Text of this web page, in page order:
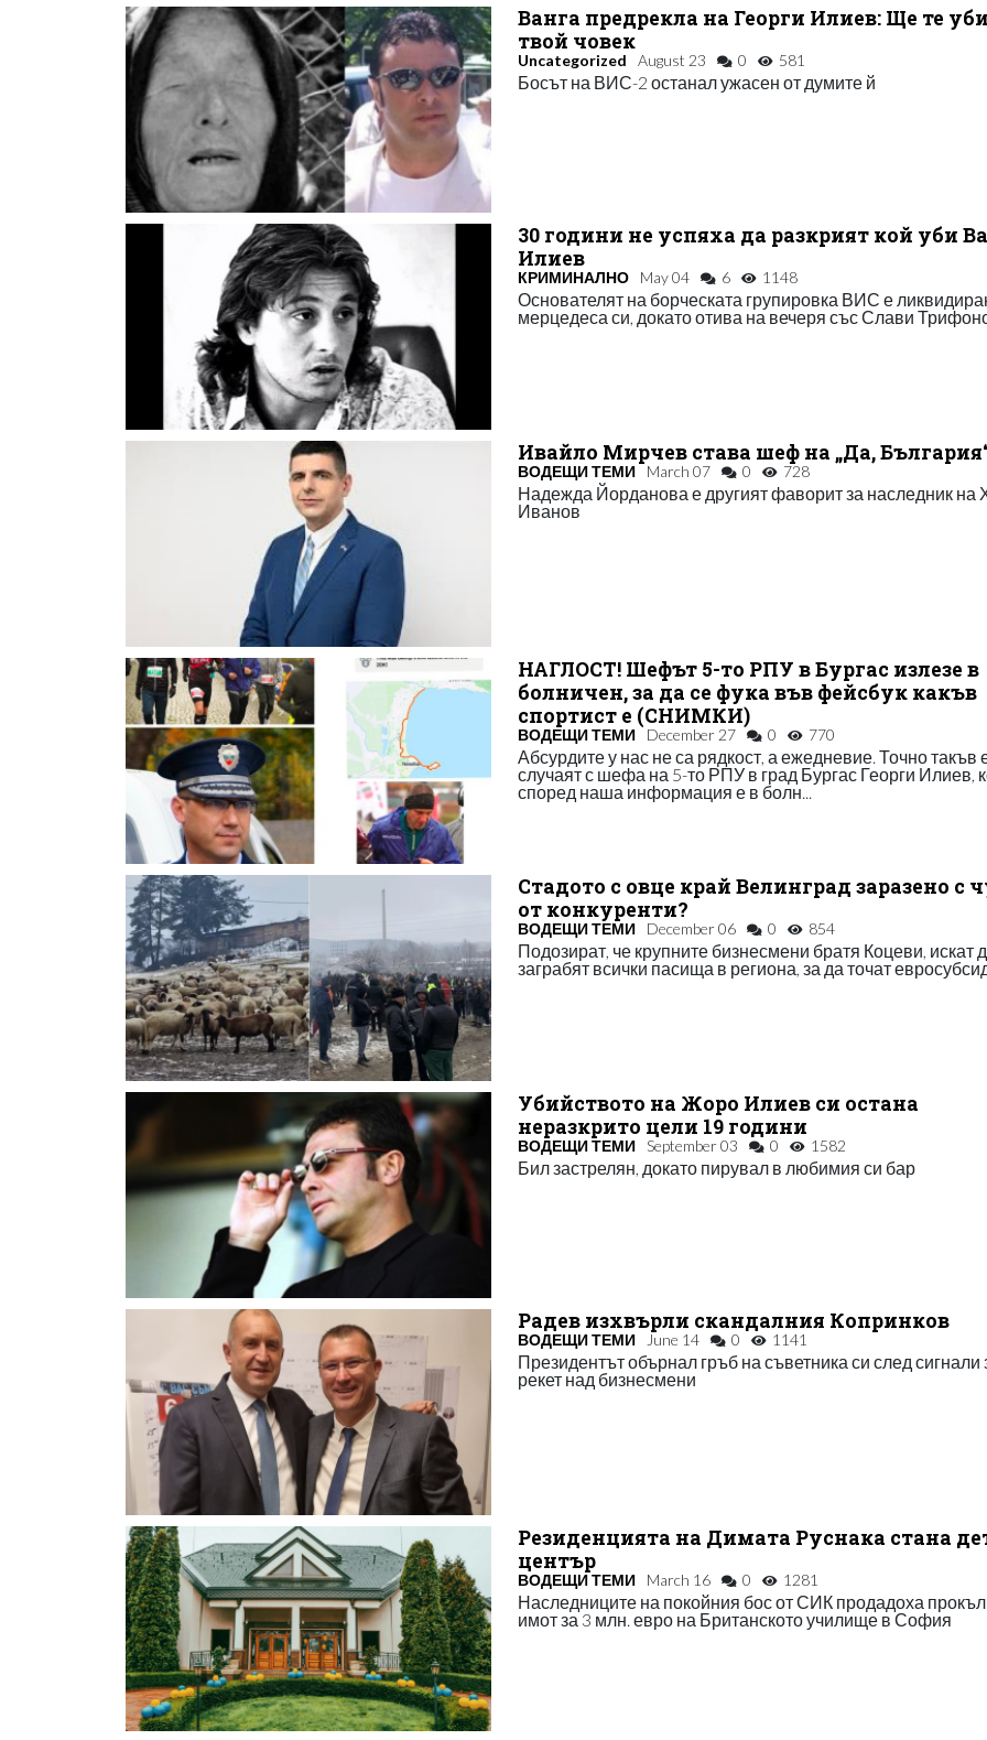
Ванга предрекла на Георги Илиев: Ще те
твой човек
Uncategorized August 23 0 581
Босът на ВИС-2 останал ужасен от думите й
30 години не успяха да разкрият кой уби
Илиев
КРИМИНАЛНО May 04 6 1148
Основателят на борческата групировка ВИС е
мерцедеса си, докато отива на вечеря със Слави
Ивайло Мирчев става шеф на „Да,
ВОДЕЩИ ТЕМИ March 07 0 728
Надежда Йорданова е другият фаворит за наследник на
Иванов
НАГЛОСТ! Шефът 5-то РПУ в Бургас излезе в
болничен, за да се фука във фейсбук какъв
спортист е (СНИМКИ)
ВОДЕЩИ ТЕМИ December 27 0 770
Абсурдите у нас не са рядкост, а ежедневие. Точно такъв
случаят с шефа на 5-то РПУ в град Бургас Георги Илиев,
според наша информация е в болн...
Стадото с овце край Велинград заразено с
от конкуренти?
ВОДЕЩИ ТЕМИ December 06 0 854
Подозират, че крупните бизнесмени братя Коцеви, искат
заграбят всички пасища в региона, за да точат
Убийството на Жоро Илиев си остана
неразкрито цели 19 години
ВОДЕЩИ ТЕМИ September 03 0 1582
Бил застрелян, докато пирувал в любимия си бар
Радев изхвърли скандалния Копринков
ВОДЕЩИ ТЕМИ June 14 0 1141
Президентът обърнал гръб на съветника си след сигнали
рекет над бизнесмени
Резиденцията на Димата Руснака стана
център
ВОДЕЩИ ТЕМИ March 16 0 1281
Наследниците на покойния бос от СИК продадоха
имот за 3 млн. евро на Британското училище в София